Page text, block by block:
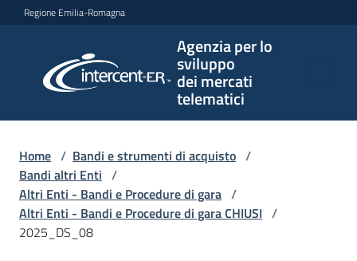
Vai al contenuto
Vai alla navigazione
Vai al footer
Regione Emilia-Romagna
Agenzia per lo
sviluppo
dei mercati
telematici
per lo
sviluppo
telematici
L'Agenzia
Home / Bandi e strumenti di acquisto /
Bandi altri Enti /
Altri Enti - Bandi e Procedure di gara /
Altri Enti - Bandi e Procedure di gara CHIUSI /
2025_DS_08